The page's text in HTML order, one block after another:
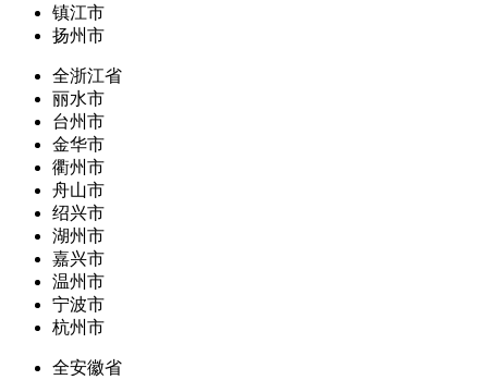
镇江市
扬州市
全浙江省
丽水市
台州市
金华市
衢州市
舟山市
绍兴市
湖州市
嘉兴市
温州市
宁波市
杭州市
全安徽省